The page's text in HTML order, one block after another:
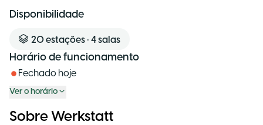
Disponibilidade
20estações • 4salas
Horário de funcionamento
Fechado hoje
Ver o horário
Sobre Werkstatt